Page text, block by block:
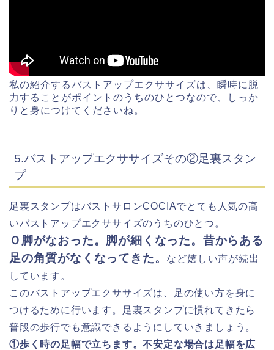
私の紹介するバストアップエクササイズは、瞬時に脱
力することがポイントのうちのひとつなので、しっか
りと身につけてくださいね。
5.バストアップエクササイズその②足裏スタン
プ
足裏スタンプはバストサロンCOCIAでとても人気の高
いバストアップエクササイズのうちのひとつ。
Ｏ脚がなおった。脚が細くなった。昔からある
足の角質がなくなってきた。
など嬉しい声が続出
しています。
このバストアップエクササイズは、足の使い方を身に
つけるために行います。足裏スタンプに慣れてきたら
普段の歩行でも意識できるようにしていきましょう。
①歩く時の足幅で立ちます。不安定な場合は足幅を広